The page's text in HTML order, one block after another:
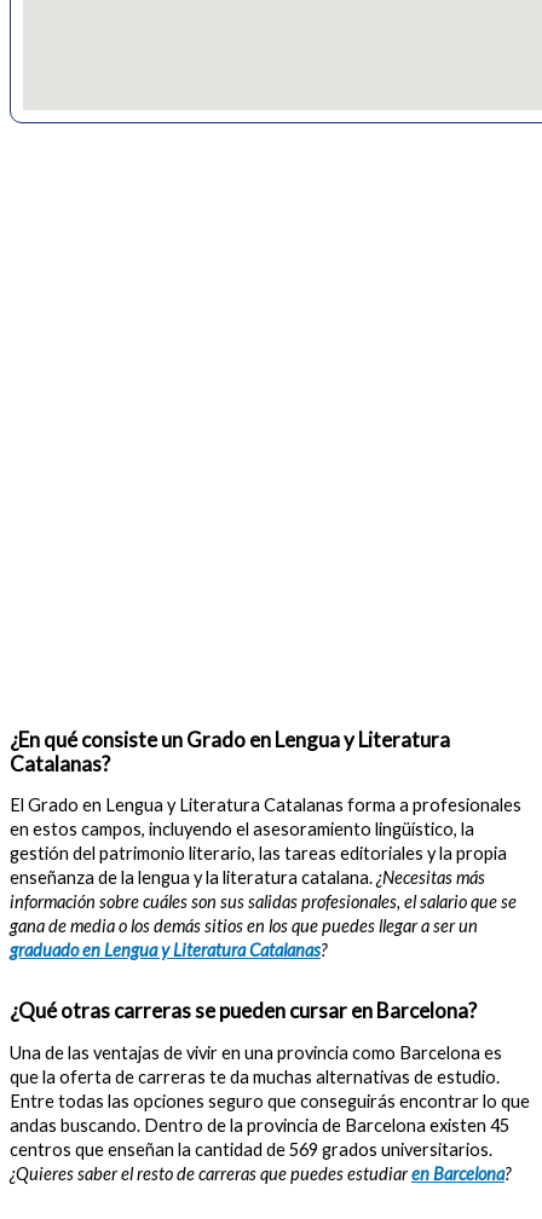
¿En qué consiste un Grado en Lengua y Literatura
Catalanas?
El Grado en Lengua y Literatura Catalanas forma a profesionales
en estos campos, incluyendo el asesoramiento lingüístico, la
gestión del patrimonio literario, las tareas editoriales y la propia
enseñanza de la lengua y la literatura catalana.¿Necesitas más
información sobre cuáles son sus salidas profesionales, el salario que se
gana de media o los demás sitios en los que puedes llegar a ser un
graduado en Lengua y Literatura Catalanas?
¿Qué otras carreras se pueden cursar en Barcelona?
Una de las ventajas de vivir en una provincia como Barcelona es
que la oferta de carreras te da muchas alternativas de estudio.
Entre todas las opciones seguro que conseguirás encontrar lo que
andas buscando. Dentro de la provincia de Barcelona existen 45
centros que enseñan la cantidad de 569 grados universitarios.
¿Quieres saber el resto de carreras que puedes estudiaren Barcelona?